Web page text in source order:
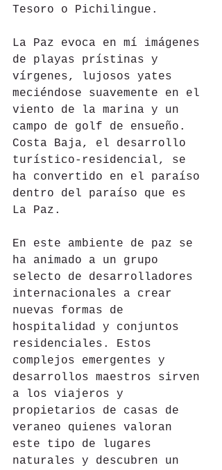
Tesoro o Pichilingue.
La Paz evoca en mí imágenes
de playas prístinas y
vírgenes, lujosos yates
meciéndose suavemente en el
viento de la marina y un
campo de golf de ensueño.
Costa Baja, el desarrollo
turístico-residencial, se
ha convertido en el paraíso
dentro del paraíso que es
La Paz.
En este ambiente de paz se
ha animado a un grupo
selecto de desarrolladores
internacionales a crear
nuevas formas de
hospitalidad y conjuntos
residenciales. Estos
complejos emergentes y
desarrollos maestros sirven
a los viajeros y
propietarios de casas de
veraneo quienes valoran
este tipo de lugares
naturales y descubren un